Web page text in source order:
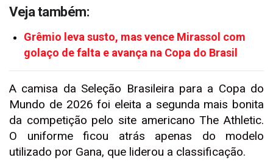
Veja também:
Grêmio leva susto, mas vence Mirassol com
golaço de falta e avança na Copa do Brasil
A camisa da Seleção Brasileira para a Copa do
Mundo de 2026 foi eleita a segunda mais bonita
da competição pelo site americano The Athletic.
O uniforme ficou atrás apenas do modelo
utilizado por Gana, que liderou a classificação.